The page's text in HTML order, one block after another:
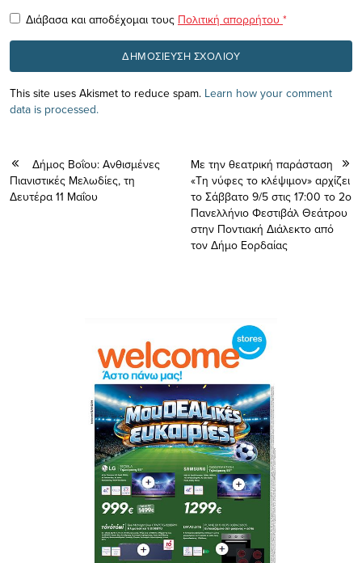
Διάβασα και αποδέχομαι τους Πολιτική απορρήτου *
This site uses Akismet to reduce spam. Learn how your comment
data is processed.
Δήμος Βοΐου: Ανθισμένες
Πιανιστικές Μελωδίες, τη
Δευτέρα 11 Μαΐου
Με την θεατρική παράσταση
«Τη νύφες το κλέψιμον» αρχίζει
το Σάββατο 9/5 στις 17:00 το 2ο
Πανελλήνιο Φεστιβάλ Θεάτρου
στην Ποντιακή Διάλεκτο από
τον Δήμο Εορδαίας